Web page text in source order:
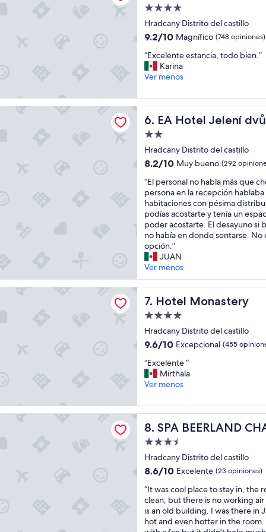
l
i
p
o
c
o
m
o
d
o
y
o
n
u
n
a
s
a
l
a
i
n
d
e
e
n
e
n
e
a
r
d
i
s
r
u
t
m
o
d
”
Propiedad
de
4.0
Hradcany Distrito del castillo
9.2
10,
Magnífico,
(748
9.2/10 Magnífico (748 opiniones)
“
E
x
e
l
e
n
e
e
t
a
n
c
i
a
,
o
d
o
b
e
n
.
“Excelente estancia, todo bien.”
Karina
Ver menos
6. EA Hotel Jelení
EA Hotel Jelení dvůr
Propiedad
de
2.0
Hradcany Distrito del castillo
8.2
10,
Muy
bueno,
(292
opiniones)
8.2/10 Muy bueno (292
“
E
l
p
e
r
s
o
n
a
l
n
h
a
b
a
m
á
q
u
e
h
e
c
,
s
o
l
“El personal no habla más que
persona en la recepción hablaba
habitaciones con pésima
podías acostarte y tenía un
poder acostarte. El desayuno si
no había en donde sentarse. No
opción.”
JUAN
Ver menos
Jelení dvůr Prague Castle
7. Hotel Monastery
Hotel Monastery
Propiedad
de
4.0
Hradcany Distrito del castillo
9.6
10,
Excepcional,
(455
9.6/10 Excepcional (455
“
E
x
e
l
e
n
e
”
“Excelente ”
Mirthala
Ver menos
8. SPA BEERLAND
SPA BEERLAND
Propiedad
de
3.5
Hradcany Distrito del castillo
8.6
10,
Excelente,
(23
opiniones)
8.6/10 Excelente (23 opiniones)
“
I
t
w
“It was cool place to stay in, the
clean, but there is no working
is an old building. I was there in
hot and even hotter in the
CHATEAUX - At Golden pear